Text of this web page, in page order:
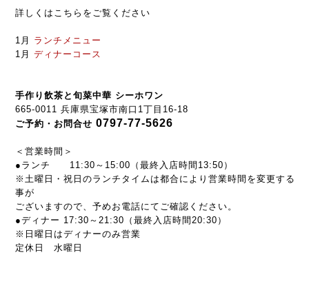
詳しくはこちらをご覧ください
1月 ランチメニュー
1月 ディナーコース
手作り飲茶と旬菜中華 シーホワン
665-0011 兵庫県宝塚市南口1丁目16-18
ご予約・お問合せ 0797-77-5626
＜営業時間＞
●ランチ 11:30～15:00（最終入店時間13:50）
※土曜日・祝日のランチタイムは都合により営業時間を変更する
事が
ございますので、予めお電話にてご確認ください。
●ディナー 17:30～21:30（最終入店時間20:30）
※日曜日はディナーのみ営業
定休日 水曜日